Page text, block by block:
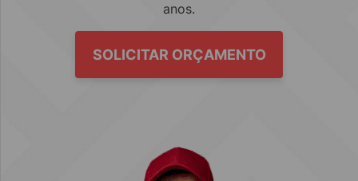
anos.
SOLICITAR ORÇAMENTO